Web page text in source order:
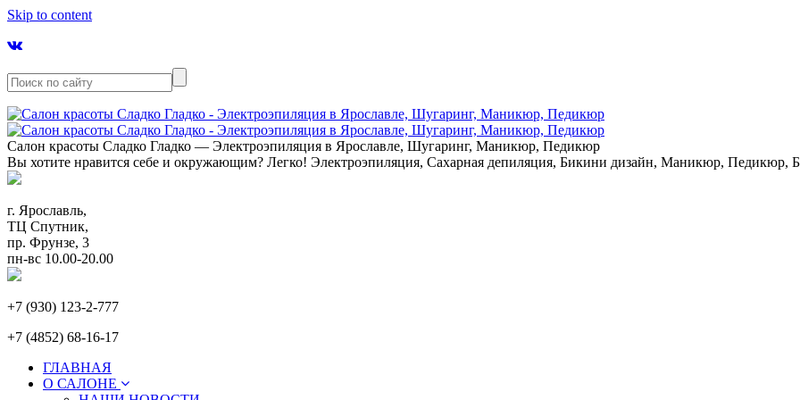
Skip to content
Салон красоты Сладко Гладко — Электроэпиляция в Ярославле, Шугаринг, Маникюр, Педикюр
Вы хотите нравится себе и окружающим? Легко! Электроэпиляция, Сахарная депиляция, Бикини дизайн, Маникюр, Педикюр,
г. Ярославль,
ТЦ Спутник,
пр. Фрунзе, 3
пн-вс 10.00-20.00
+7 (930) 123-2-777
+7 (4852) 68-16-17
ГЛАВНАЯ
О САЛОНЕ